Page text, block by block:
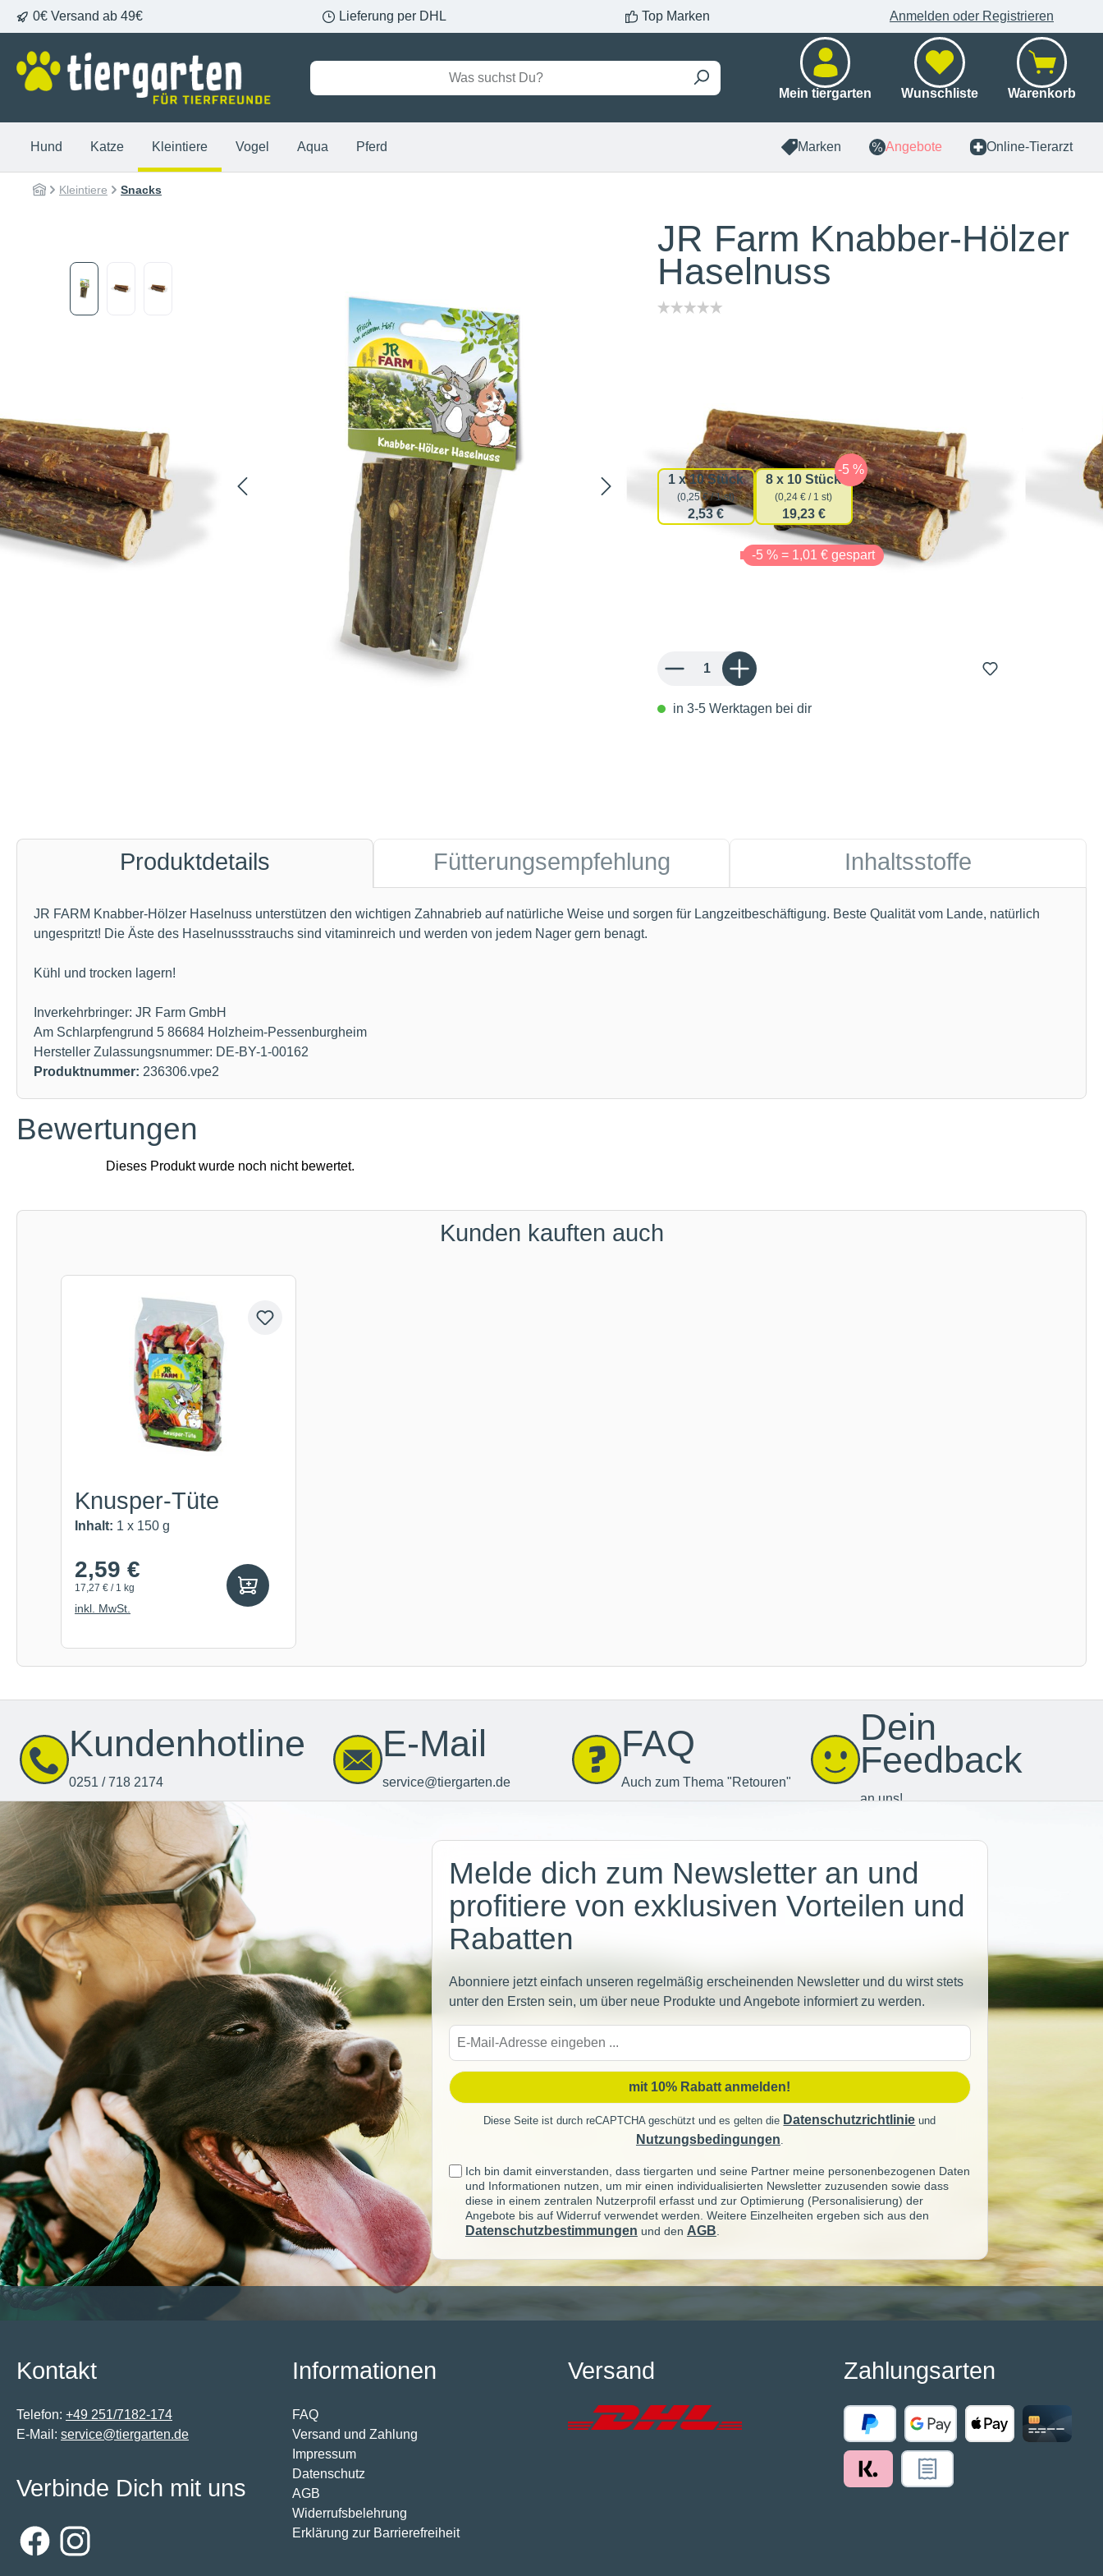
Zur Hauptnavigation springen
0€ Versand ab 49€ Lieferung per DHL Top Marken Anmelden oder Registrieren
Mein tiergarten Wunschliste Warenkorb
Hund Katze Kleintiere Vogel Aqua Pferd Marken Angebote Online-Tierarzt
Kleintiere Snacks
JR Farm Knabber-Hölzer
Haselnuss
Verpackungsmengeauswählen
1 x 10 Stück
(0,25 € / 1 st)
2,53 €
8 x 10 Stück
(0,24 € / 1 st)
19,23 €
-5 % = 1,01 € gespart
Produkt Anzahl: Gib den gewünschten Wert ein oder benutze die Schaltflächen um die Anzahl zu
in 3-5 Werktagen bei dir
Produktdetails Fütterungsempfehlung Inhaltsstoffe
JR FARM Knabber-Hölzer Haselnuss unterstützen den wichtigen Zahnabrieb auf natürliche Weise und sorgen für Langzeitbeschäftigung. Beste Qualität vom Lande, natürlich
ungespritzt! Die Äste des Haselnussstrauchs sind vitaminreich und werden von jedem Nager gern benagt.
Kühl und trocken lagern!
Inverkehrbringer: JR Farm GmbH
Am Schlarpfengrund 5 86684 Holzheim-Pessenburgheim
Hersteller Zulassungsnummer: DE-BY-1-00162
Produktnummer: 236306.vpe2
Bewertungen
Kunden kauften auch
Produktgalerie überspringen
Knusper-Tüte
Inhalt: 1 x 150 g
2,59 €
17,27 € / 1 kg
inkl. MwSt.
Kundenhotline
0251 / 718 2174
E-Mail
service@tiergarten.de
FAQ
Auch zum Thema "Retouren"
Dein
Feedback
an uns!
Melde dich zum Newsletter an und
profitiere von exklusiven Vorteilen und
Rabatten
Abonniere jetzt einfach unseren regelmäßig erscheinenden Newsletter und du wirst stets
unter den Ersten sein, um über neue Produkte und Angebote informiert zu werden.
Adresse
mit 10% Rabatt anmelden!
Diese Seite ist durch reCAPTCHA geschützt und es gelten die Datenschutzrichtlinie und
Nutzungsbedingungen.
Ich bin damit einverstanden, dass tiergarten und seine Partner meine personenbezogenen Daten
und Informationen nutzen, um mir einen individualisierten Newsletter zuzusenden sowie dass
diese in einem zentralen Nutzerprofil erfasst und zur Optimierung (Personalisierung) der
Angebote bis auf Widerruf verwendet werden. Weitere Einzelheiten ergeben sich aus den
Datenschutzbestimmungen und den AGB
Kontakt
Telefon: +49 251/7182-174
E-Mail: service@tiergarten.de
Informationen
FAQ
Versand und Zahlung
Impressum
Datenschutz
AGB
Widerrufsbelehrung
Erklärung zur Barrierefreiheit
Versand Zahlungsarten
Verbinde Dich mit uns
FacebookInstagram